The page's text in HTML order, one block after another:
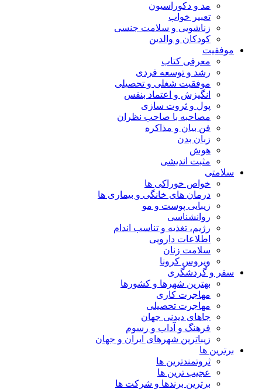
مد و دکوراسیون
تعبیر خواب
زناشویی و سلامت جنسی
کودکان و والدین
موفقیت
معرفی کتاب
رشد و توسعه فردی
موفقیت شغلی و تحصیلی
انگیزش و اعتماد بنفس
پول و ثروت سازی
مصاحبه با صاحب نظران
فن بیان و مذاکره
زبان بدن
هوش
مثبت اندیشی
سلامتی
خواص خوراکی ها
درمان های خانگی و بیماری ها
زیبایی پوست و مو
روانشناسی
رژیم، تغذیه و تناسب اندام
اطلاعات دارویی
سلامت زنان
ویروس کرونا
سفر و گردشگری
بهترین شهرها و کشورها
مهاجرت کاری
مهاجرت تحصیلی
جاهای دیدنی جهان
فرهنگ و آداب و رسوم
زیباترین شهرهای ایران و جهان
برترین ها
ثروتمندترین ها
عجیب ترین ها
برترین برندها و شرکت ها